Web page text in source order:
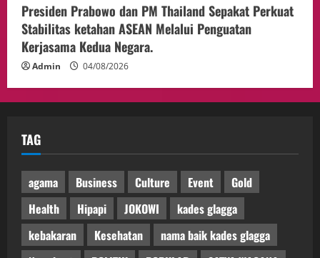
Presiden Prabowo dan PM Thailand Sepakat Perkuat
Stabilitas ketahan ASEAN Melalui Penguatan
Kerjasama Kedua Negara.
Admin 04/08/2026
TAG
agama Business Culture Event
Gold
Health
Hipapi JOKOWI
kades glagga
kebakaran
Kesehatan
nama baik kades glagga